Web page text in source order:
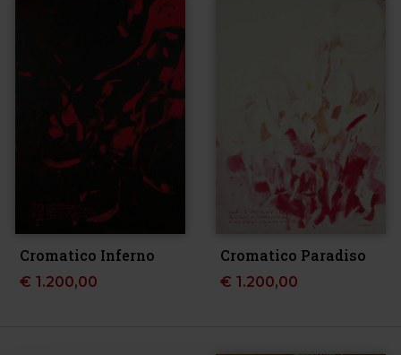
Cromatico Inferno
€ 1.200,00
Cromatico Paradiso
€ 1.200,00